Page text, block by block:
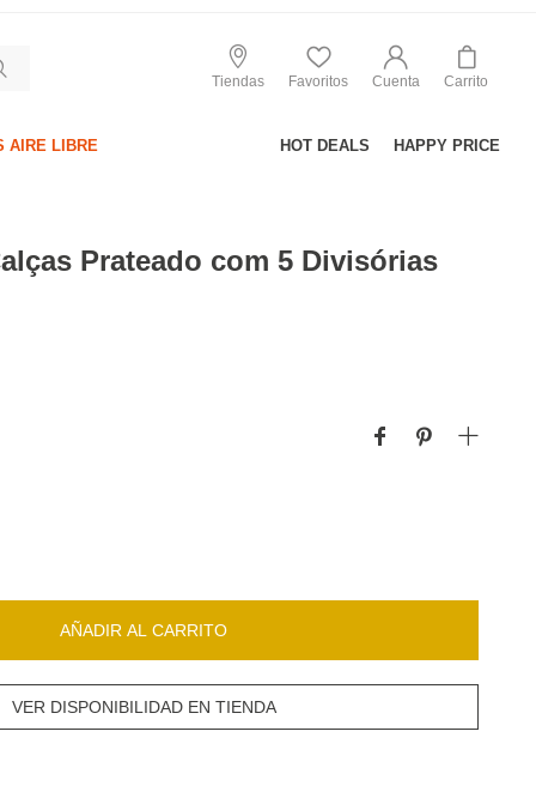
Tiendas Favoritos Cuenta Carrito
AIRE LIBRE HOT DEALS HAPPY PRICE
Prateado com 5 Divisórias
AÑADIR AL CARRITO
VER DISPONIBILIDAD EN TIENDA